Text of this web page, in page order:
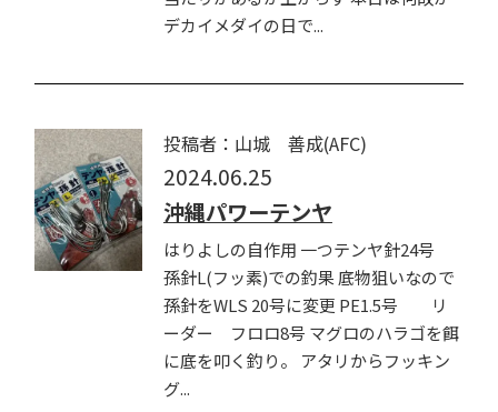
デカイメダイの日で...
投稿者：山城 善成(AFC)
2024.06.25
沖縄パワーテンヤ
はりよしの自作用 一つテンヤ針24号
孫針L(フッ素)での釣果 底物狙いなので
孫針をWLS 20号に変更 PE1.5号 リ
ーダー フロロ8号 マグロのハラゴを餌
に底を叩く釣り。 アタリからフッキン
グ...